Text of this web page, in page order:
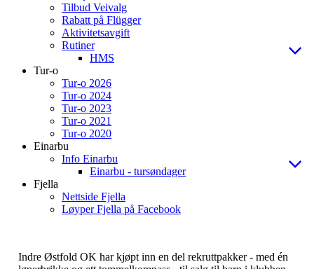
Tilbud Veivalg
Rabatt på Flügger
Aktivitetsavgift
Rutiner
HMS
Tur-o
Tur-o 2026
Tur-o 2024
Tur-o 2023
Tur-o 2021
Tur-o 2020
Einarbu
Info Einarbu
Einarbu - tursøndager
Fjella
Nettside Fjella
Løyper Fjella på Facebook
Indre Østfold OK har kjøpt inn en del rekruttpakker - med én